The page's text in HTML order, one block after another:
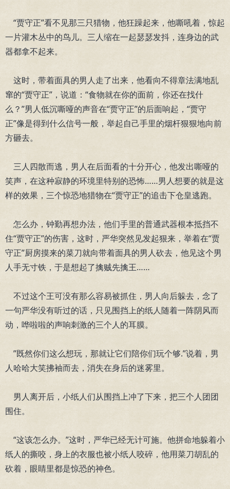
“贾守正”看不见那三只猎物，他狂躁起来，他嘶吼着，惊起
一片灌木丛中的鸟儿。三人缩在一起瑟瑟发抖，连身边的武
器都拿不起来。
这时，带着面具的男人走了出来，他看向不得章法满地乱
窜的“贾守正”，说道：“食物就在你的面前，你还在找什
么？”男人低沉嘶哑的声音在“贾守正”的后面响起，“贾守
正”像是得到什么信号一般，举起自己手里的烟杆狠狠地向前
方砸去。
三人四散而逃，男人在后面看的十分开心，他发出嘶哑的
笑声，在这种寂静的环境里特别的恐怖……男人想要的就是这
样的效果，三个惊恐地猎物在“贾守正”的追击下仓皇逃跑。
怎么办，钟勤再想办法，他们手里的普通武器根本抵挡不
住“贾守正”的伤害，这时，严华突然见发起狠来，举着在“贾
守正”厨房摸来的菜刀就向带着面具的男人砍去，他见这个男
人手无寸铁，于是想起了擒贼先擒王……
不过这个王可没有那么容易被抓住，男人向后躲去，念了
一句严华没有听过的话，只见围挡上的纸人随着一阵阴风而
动，哗啦啦的声响刺激的三个人的耳膜。
”既然你们这么想玩，那就让它们陪你们玩个够.”说着，男
人哈哈大笑拂袖而去，消失在身后的迷雾里。
男人离开后，小纸人们从围挡上冲了下来，把三个人团团
围住。
“这该怎么办。”这时，严华已经无计可施。他拼命地躲着小
纸人的撕咬，身上的衣服也被小纸人咬碎，他用菜刀胡乱的
砍着，眼睛里都是惊恐的神色。